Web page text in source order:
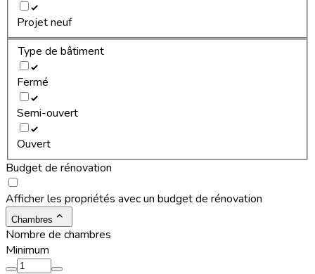
Projet neuf
Type de bâtiment
Fermé
Semi-ouvert
Ouvert
Budget de rénovation
Afficher les propriétés avec un budget de rénovation
Chambres
Nombre de chambres
Minimum